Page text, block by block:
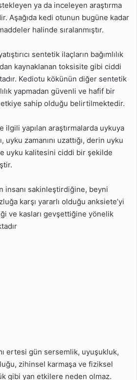
ya da inceleyen araştırma
Aşağıda kedi otunun bugüne kadar
halinde sıralanmıştır.
sentetik ilaçların bağımlılık
kaynaklanan toksisite gibi ciddi
Kediotu kökünün diğer sentetik
yapmadan güvenli ve hafif bir
sahip olduğu belirtilmektedir.
ilgili yapılan araştırmalarda uykuya
uyku zamanını uzattığı, derin uyku
ve uyku kalitesini ciddi bir şekilde
insanı sakinleştirdiğine, beyni
karşı yararlı olduğu anksiete’yi
ve kasları gevşettiğine yönelik
ertesi gün sersemlik, uyuşukluk,
zihinsel karmaşa ve fiziksel
gibi yan etkilere neden olmaz.